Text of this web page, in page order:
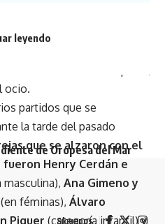
de distintas edades y
ocio.
partidos que se
la tarde del pasado
que se alzaron con el
Henry Cerdán e
masculina), Ana Gimeno y
(en féminas), Álvaro
Piquer (categoría infantil)y
leyendo
de Oropesa del Mar
Síguenos